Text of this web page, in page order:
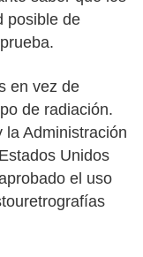
posible de
en vez de
de radiación.
la Administración
Unidos
el uso